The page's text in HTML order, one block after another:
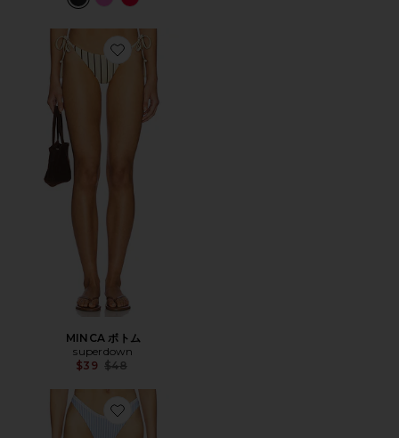
Favorite MINCA ボトム
MINCA ボトム
superdown
$39 Previous price:
$48
Favorite GRACIE ボトム